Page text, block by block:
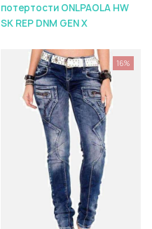
потертости ONLPAOLA HW
SK REP DNM GEN X
16%